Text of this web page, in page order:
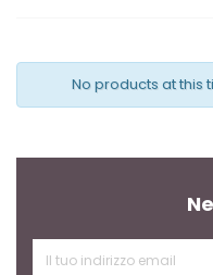
No products at this